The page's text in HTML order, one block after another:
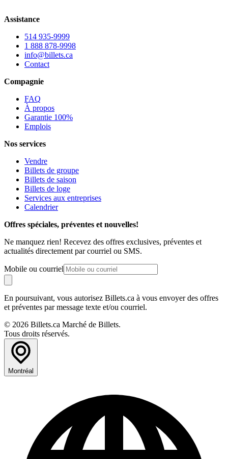
Assistance
514 935-9999
1 888 878-9998
info@billets.ca
Contact
Compagnie
FAQ
À propos
Garantie 100%
Emplois
Nos services
Vendre
Billets de groupe
Billets de saison
Billets de loge
Services aux entreprises
Calendrier
Offres spéciales, préventes et nouvelles!
Ne manquez rien! Recevez des offres exclusives, préventes et
actualités directement par courriel ou SMS.
Mobile ou courriel
En poursuivant, vous autorisez Billets.ca à vous envoyer des offres
et préventes par message texte et/ou courriel.
© 2026 Billets.ca Marché de Billets.
Tous droits réservés.
Montréal